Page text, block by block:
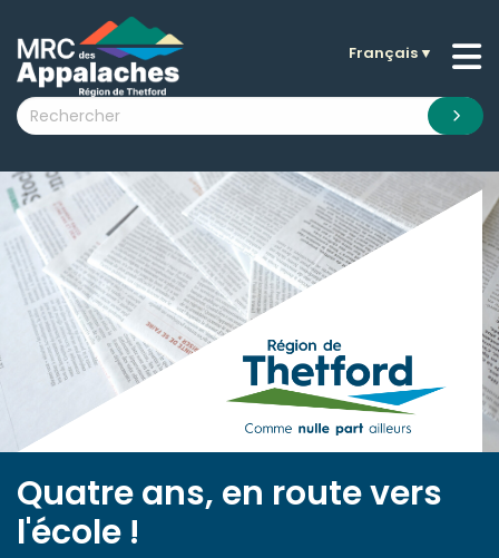
submenu (La MRC )
submenu (Citoyens )
submenu (Visiteurs )
submenu (Nouvelles )
submenu (Documentation )
Français▼
Quatre ans, en route vers
l'école !